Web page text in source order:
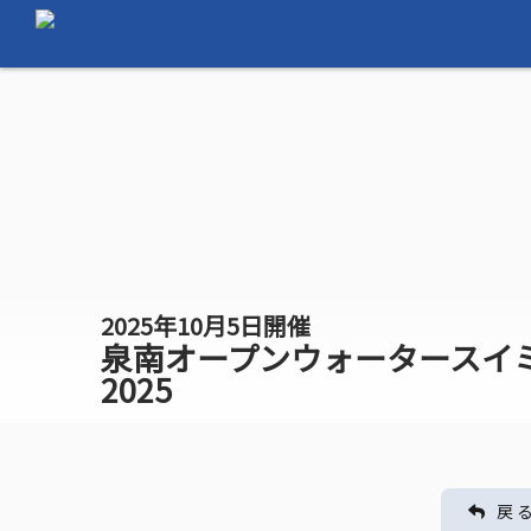
2025年10月5日開催
泉南オープンウォータースイ
2025
戻 る